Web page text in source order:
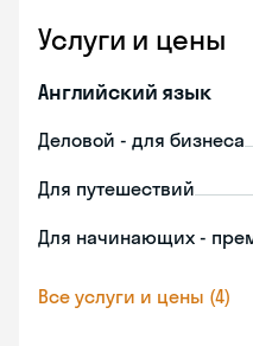
Услуги и цены
Английский язык
Деловой - для бизнеса
Для путешествий
Для начинающих -
Все услуги и цены (4)